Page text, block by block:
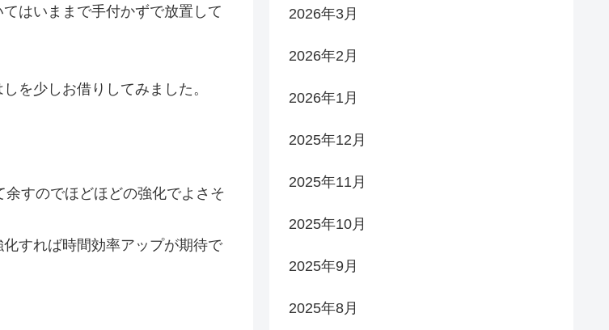
はいままで手付かずで放置して
を少しお借りしてみました。
すのでほどほどの強化でよさそ
すれば時間効率アップが期待で
2026年3月
2026年2月
2026年1月
2025年12月
2025年11月
2025年10月
2025年9月
2025年8月